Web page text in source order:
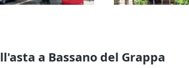
a Bassano del Grappa